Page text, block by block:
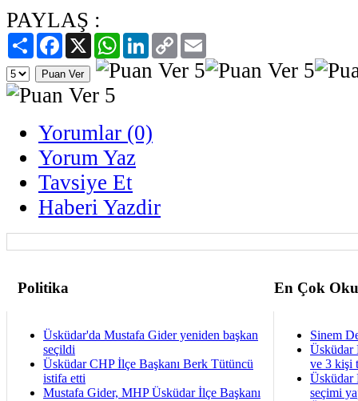
PAYLAŞ :
PaylaşFacebook
X WhatsAppLinkedIn
Copy
Link
Yorumlar (0)
Yorum Yaz
Tavsiye Et
Haberi Yazdir
Politika En Çok
Üsküdar'da Mustafa Gider yeniden başkan
seçildi
Üsküdar CHP İlçe Başkanı Berk Tütüncü
istifa etti
Mustafa Gider, MHP Üsküdar İlçe Başkanı
Sinem
Üsküdar
ve 3 kişi
Üsküdar
seçimi